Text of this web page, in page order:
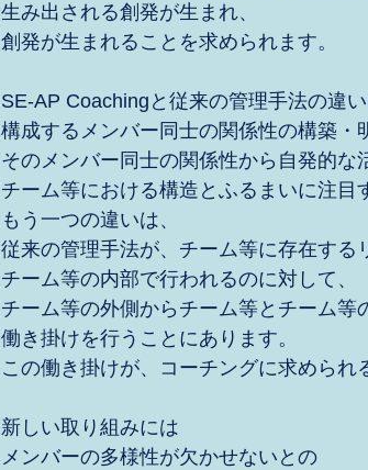
生み出される創発が生まれ、
創発が生まれることを求められます。
SE-AP Coachingと従来の管理手法の違い
構成するメンバー同士の関係性の構築・
そのメンバー同士の関係性から自発的な
チーム等における構造とふるまいに注目
もう一つの違いは、
従来の管理手法が、チーム等に存在する
チーム等の内部で行われるのに対して、
チーム等の外側からチーム等とチーム等
働き掛けを行うことにあります。
この働き掛けが、コーチングに求められ
新しい取り組みには
メンバーの多様性が欠かせないとの